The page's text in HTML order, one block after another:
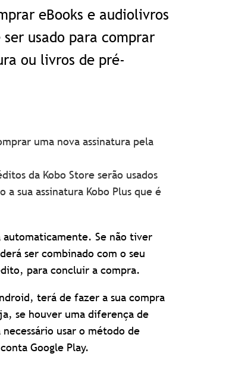
eBooks e audiolivros
usado para comprar
ou livros de pré-
uma nova assinatura pela
da Kobo Store serão usados
sua assinatura Kobo Plus que é
automaticamente. Se não tiver
ser combinado com o seu
para concluir a compra.
terá de fazer a sua compra
se houver uma diferença de
usar o método de
Google Play.